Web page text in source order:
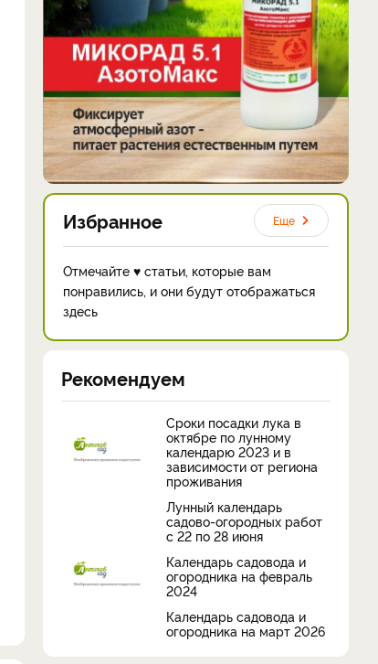
Избранное Еще
Отмечайте ♥ статьи, которые вам
понравились, и они будут отображаться
здесь
Рекомендуем
Сроки посадки лука в
октябре по лунному
календарю 2023 и в
зависимости от региона
проживания
Лунный календарь
садово-огородных работ
с 22 по 28 июня
Календарь садовода и
огородника на февраль
2024
Календарь садовода и
огородника на март 2026